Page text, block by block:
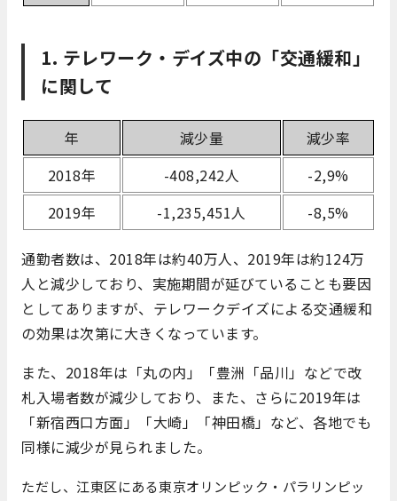
1. テレワーク・デイズ中の「交通緩和」
に関して
年 減少量
減少率
2018年
-408,242人
-2,9%
2019年
-1,235,451人 -8,5%
通勤者数は、2018年は約40万人、2019年は約124万
人と減少しており、実施期間が延びていることも要因
としてありますが、テレワークデイズによる交通緩和
の効果は次第に大きくなっています。
また、2018年は「丸の内」「豊洲「品川」などで改
札入場者数が減少しており、また、さらに2019年は
「新宿西口方面」「大崎」「神田橋」など、各地でも
同様に減少が見られました。
ただし、江東区にある東京オリンピック・パラリンピッ